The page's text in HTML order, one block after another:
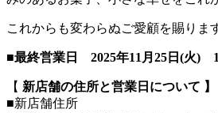
これからも変わらぬご愛顧を賜りま
■最終営業日 2025年11月25日(火)
【 新店舗の住所と営業日について 】
■新店舗住所